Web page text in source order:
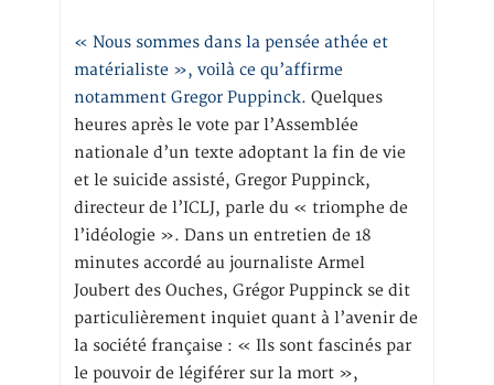
« Nous sommes dans la pensée athée et
matérialiste », voilà ce qu’affirme
notamment Gregor Puppinck. Quelques
heures après le vote par l’Assemblée
nationale d’un texte adoptant la fin de vie
et le suicide assisté, Gregor Puppinck,
directeur de l’ICLJ, parle du « triomphe de
l’idéologie ». Dans un entretien de 18
minutes accordé au journaliste Armel
Joubert des Ouches, Grégor Puppinck se dit
particulièrement inquiet quant à l’avenir de
la société française : « Ils sont fascinés par
le pouvoir de légiférer sur la mort »,